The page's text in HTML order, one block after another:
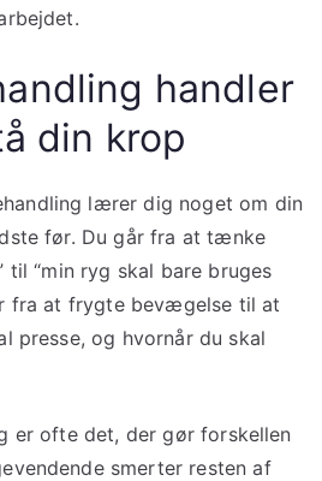
handler
din krop
lærer dig noget om din
før. Du går fra at tænke
til “min ryg skal bare bruges
fra at frygte bevægelse til at
presse, og hvornår du skal
er ofte det, der gør forskellen
smerter resten af